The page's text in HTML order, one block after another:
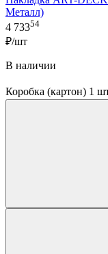
Металл)
4 73354
₽/шт
В наличии
Коробка (картон) 1